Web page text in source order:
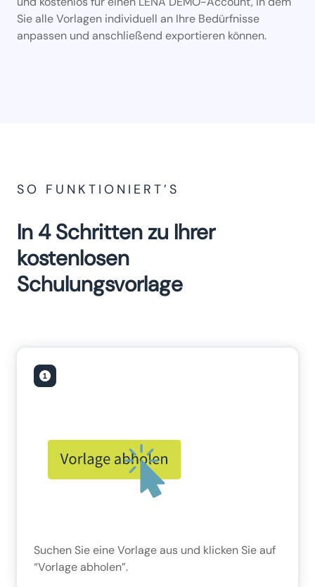
Sie alle Vorlagen individuell an Ihre Bedürfnisse
anpassen und anschließend exportieren können.
SO FUNKTIONIERT’S
In 4 Schritten zu Ihrer
kostenlosen
Schulungsvorlage
Suchen Sie eine Vorlage aus und klicken Sie auf
“Vorlage abholen”.